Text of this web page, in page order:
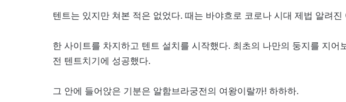
텐트는 있지만 쳐본 적은 없었다. 때는 바야흐로 코로나 시대 제법 알려
한 사이트를 차지하고 텐트 설치를 시작했다. 최초의 나만의 둥지를 지
전 텐트치기에 성공했다.
그 안에 들어앉은 기분은 알함브라궁전의 여왕이랄까! 하하하.